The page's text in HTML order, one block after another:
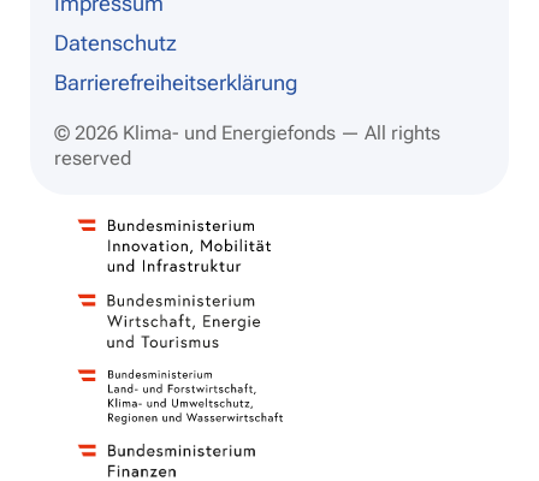
Datenschutz
Barrierefreiheitserklärung
© 2026 Klima- und Energiefonds — All rights
reserved